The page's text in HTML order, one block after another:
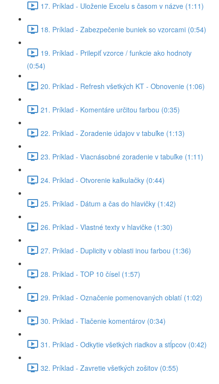
17. Príklad - Uloženie Excelu s časom v názve (1:11)
18. Príklad - Zabezpečenie buniek so vzorcami (0:54)
19. Príklad - Prilepiť vzorce / funkcie ako hodnoty
(0:54)
20. Príklad - Refresh všetkých KT - Obnovenie (1:06)
21. Príklad - Komentáre určitou farbou (0:35)
22. Príklad - Zoradenie údajov v tabuľke (1:13)
23. Príklad - Viacnásobné zoradenie v tabuľke (1:11)
24. Príklad - Otvorenie kalkulačky (0:44)
25. Príklad - Dátum a čas do hlavičky (1:42)
26. Príklad - Vlastné texty v hlavičke (1:30)
27. Príklad - Duplicity v oblasti inou farbou (1:36)
28. Príklad - TOP 10 čísel (1:57)
29. Príklad - Označenie pomenovaných oblatí (1:02)
30. Príklad - Tlačenie komentárov (0:34)
31. Príklad - Odkytie všetkých riadkov a stĺpcov (0:42)
32. Príklad - Zavretie všetkých zošitov (0:55)